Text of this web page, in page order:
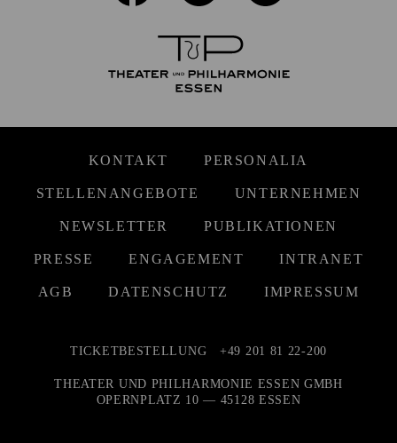
KONTAKT PERSONALIA
STELLENANGEBOTE UNTERNEHMEN
NEWSLETTER PUBLIKATIONEN
PRESSE ENGAGEMENT INTRANET
AGB DATENSCHUTZ IMPRESSUM
TICKETBESTELLUNG +49 201 81 22-200
THEATER UND PHILHARMONIE ESSEN GMBH
OPERNPLATZ 10 — 45128 ESSEN